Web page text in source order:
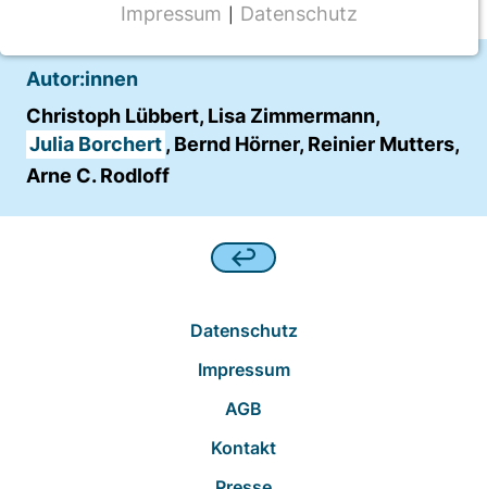
Autor:innen
Christoph Lübbert, Lisa Zimmermann,
Julia Borchert, Bernd Hörner, Reinier Mutters,
Arne C. Rodloff
Datenschutz
Impressum
AGB
Kontakt
NOTWENDIGE COOKIES
CMS Cookie
Name:
fe_typo_user
Anbieter:
Frontend Benutzer Identifizierung
Wir werten das Nutzerverhalten mit
Impressum Datenschutz